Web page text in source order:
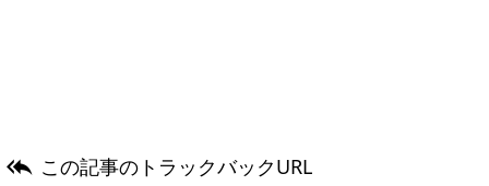
 この記事のトラックバックURL